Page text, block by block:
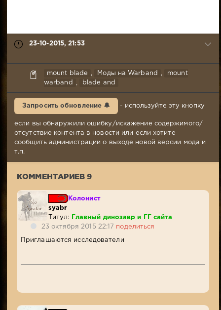
23-10-2015, 21:53
syabr
10-
Комментариев:
9
Просмотров:
mount blade , Моды на Warband ,
mount
warband
, blade and
Запросить обновление 🔔 - используйте эту кнопку
если вы обнаружили ошибку/искажение содержимого/
отсутствие контента в новости или если хотите
сообщить администрации о выходе новой версии мода и
т.п.
КОММЕНТАРИЕВ 9
Колонист
syabr
Титул:
Главный динозавр и ГГ сайта
23 октября 2015 22:17 поделиться
Приглашаются исследователи